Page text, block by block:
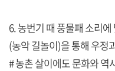
6. 농번기 때 풍물패 소리
(농악 길놀이)을 통해 우정
# 농촌 살이에도 문화와 역